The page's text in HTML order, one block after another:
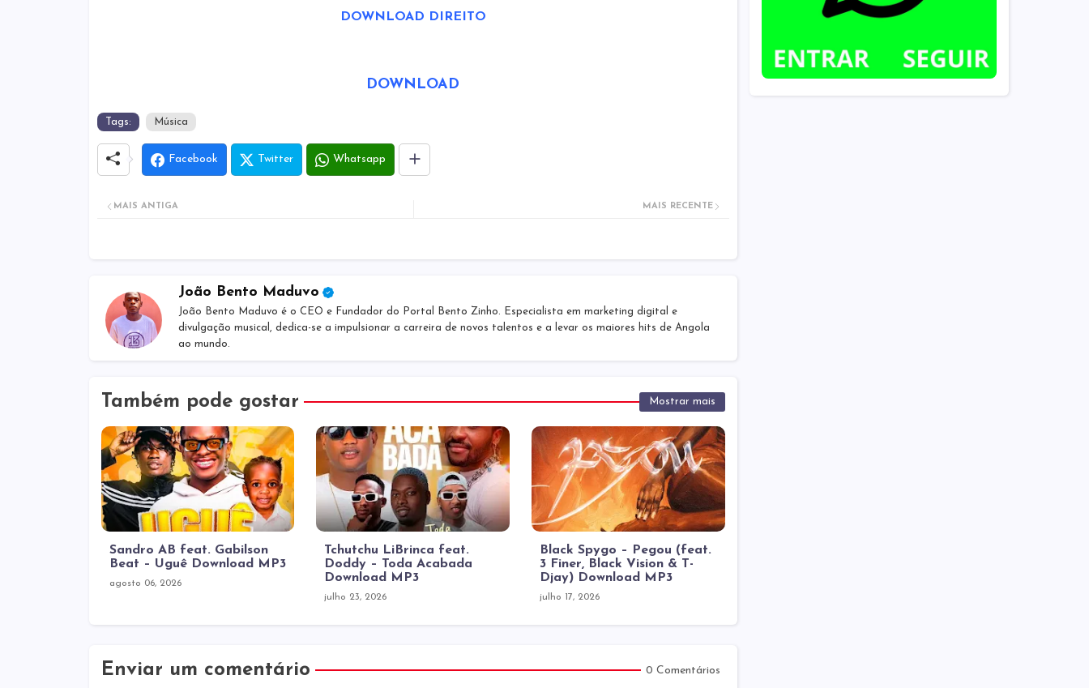
DOWNLOAD DIREITO
DOWNLOAD
Tags: Música
Facebook Twitter Whatsapp
MAIS RECENTE
MAIS ANTIGA
João Bento Maduvo
João Bento Maduvo é o CEO e Fundador do Portal Bento Zinho. Especialista em marketing digital e
divulgação musical, dedica-se a impulsionar a carreira de novos talentos e a levar os maiores hits de Angola
ao mundo.
Também pode gostar Mostrar mais
Sandro AB feat. Gabilson
Beat – Uguê Download MP3
agosto 06, 2026
Tchutchu LiBrinca feat.
Doddy – Toda Acabada
Download MP3
julho 23, 2026
Black Spygo – Pegou (feat.
3 Finer, Black Vision & T-
Djay) Download MP3
julho 17, 2026
Enviar um comentário 0 Comentários